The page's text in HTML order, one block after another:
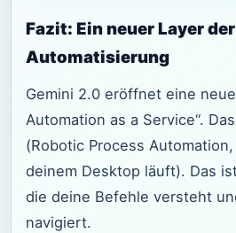
Fazit: Ein neuer Layer der
Automatisierung
Gemini 2.0 eröffnet eine
Automation as a Service“.
(Robotic Process
deinem Desktop läuft). Das
die deine Befehle versteht
navigiert.